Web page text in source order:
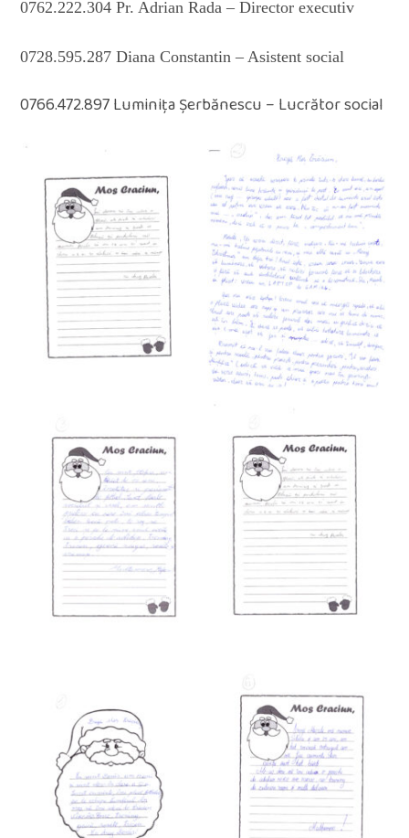
0762.222.304 Pr. Adrian Rada – Director executiv
0728.595.287 Diana Constantin – Asistent social
0766.472.897 Luminița Șerbănescu – Lucrător social